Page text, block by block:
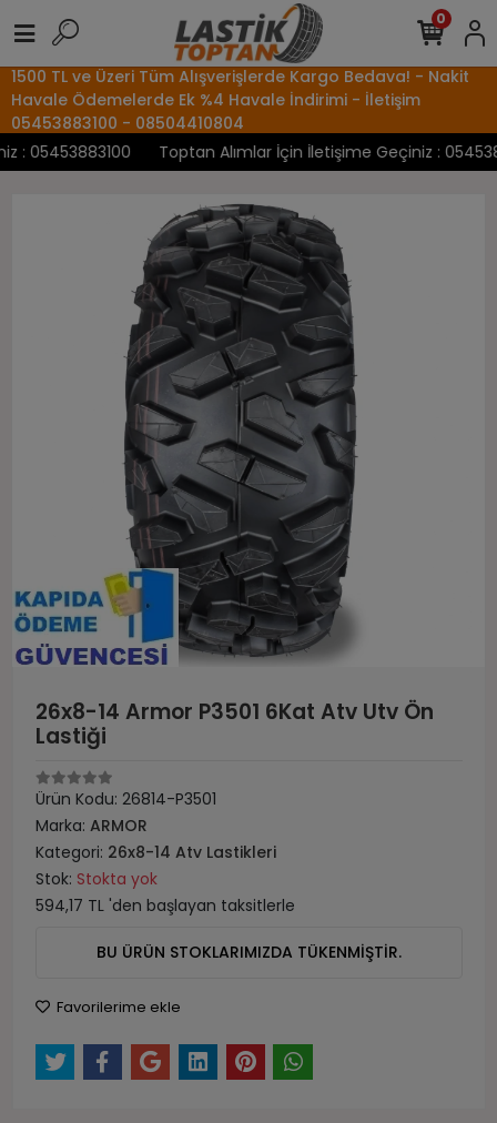
1500 TL ve Üzeri Tüm Alışverişlerde Kargo Bedava! - Nakit
Havale Ödemelerde Ek %4 Havale İndirimi - İletişim
05453883100 - 08504410804
05453883100
Toptan Alımlar İçin İletişime Geçiniz :
0
26x8-14 Armor P3501 6Kat Atv Utv Ön
Lastiği
Ürün Kodu: 26814-P3501
Marka: ARMOR
Kategori: 26x8-14 Atv Lastikleri
Stok: Stokta yok
594,17 TL 'den başlayan taksitlerle
BU ÜRÜN STOKLARIMIZDA TÜKENMİŞTİR.
Favorilerime ekle